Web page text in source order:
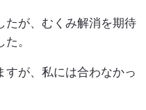
たが、むくみ解消を期待
。
すが、私には合わなかっ